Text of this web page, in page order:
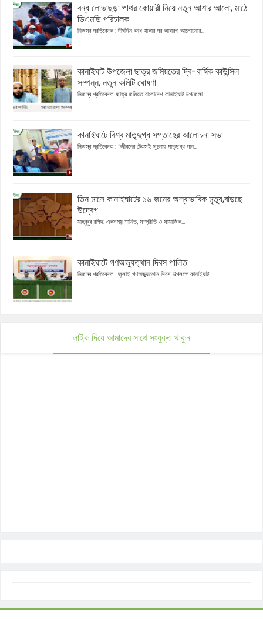
বন্ধ লোভাছড়া পাথর কোয়ারী নিয়ে নতুন আশার আলো, মাঠে
ডিএমডি পরিচালক
নিজস্ব প্রতিবেদক : দীর্ঘদিন বন্ধ থাকার পর আবারও আলোচনার...
কানাইঘাট উপজেলা ছাত্র জমিয়তের দ্বি-বার্ষিক কাউন্সিল
সম্পন্ন, নতুন কমিটি ঘোষণা
নিজস্ব প্রতিবেদক: ছাত্র জমিয়ত বাংলাদেশ কানাইঘাট উপজেলা...
কানাইঘাটে বিশ্ব মাতৃদুগ্ধ সপ্তাহের আলোচনা সভা
নিজস্ব প্রতিবেদক : “জীবনের টেকসই সূচনায় মাতৃদুগ্ধ পান...
তিন মাসে কানাইঘাটের ১৬ জনের অস্বাভাবিক মৃত্যু,বাড়ছে
উদ্বেগ
মাহবুবুর রশিদ: একসময় শান্তি, সম্প্রীতি ও সামাজিক...
কানাইঘাটে গণঅভ্যুত্থান দিবস পালিত
নিজস্ব প্রতিবেদক : জুলাই গণঅভ্যুত্থান দিবস উপলক্ষে কানাইঘাট...
লাইক দিয়ে আমাদের সাথে সংযুক্ত থাকুন